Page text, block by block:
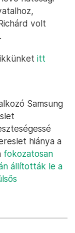
volt
itt
Samsung
hiánya a
fokozatosan
állították le a